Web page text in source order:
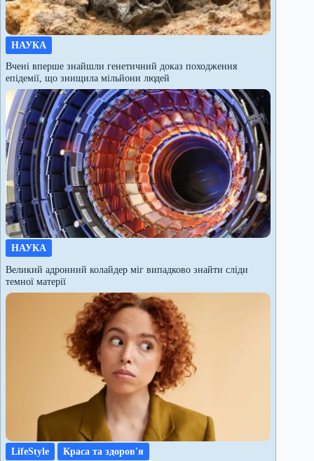
НАУКА
Вчені вперше знайшли генетичний доказ походження
епідемії, що знищила мільйони людей
НАУКА
Великий адронний колайдер міг випадково знайти сліди
темної матерії
LifeStyle Краса та здоров'я